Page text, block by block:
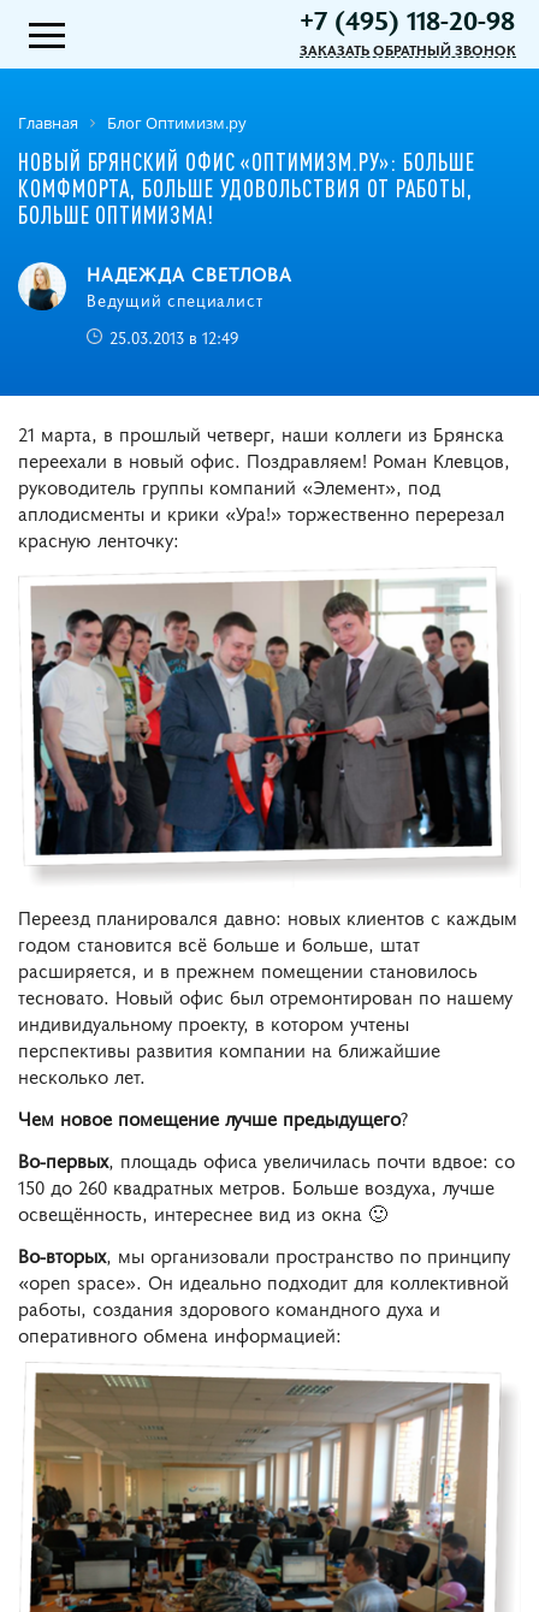
+7 (495) 118-20-98
ЗАКАЗАТЬ ОБРАТНЫЙ ЗВОНОК
Главная Блог Оптимизм.ру
НОВЫЙ БРЯНСКИЙ ОФИС «ОПТИМИЗМ.РУ»: БОЛЬШЕ
КОМФМОРТА, БОЛЬШЕ УДОВОЛЬСТВИЯ ОТ РАБОТЫ,
БОЛЬШЕ ОПТИМИЗМА!
НАДЕЖДА СВЕТЛОВА
Ведущий специалист
25.03.2013 в 12:49
21 марта, в прошлый четверг, наши коллеги из Брянска
переехали в новый офис. Поздравляем! Роман Клевцов,
руководитель группы компаний «Элемент», под
аплодисменты и крики «Ура!» торжественно перерезал
красную ленточку:
Переезд планировался давно: новых клиентов с каждым
годом становится всё больше и больше, штат
расширяется, и в прежнем помещении становилось
тесновато. Новый офис был отремонтирован по нашему
индивидуальному проекту, в котором учтены
перспективы развития компании на ближайшие
несколько лет.
Чем новое помещение лучше предыдущего?
Во-первых, площадь офиса увеличилась почти вдвое: со
150 до 260 квадратных метров. Больше воздуха, лучше
освещённость, интереснее вид из окна 🙂
Во-вторых, мы организовали пространство по принципу
«open space». Он идеально подходит для коллективной
работы, создания здорового командного духа и
оперативного обмена информацией: